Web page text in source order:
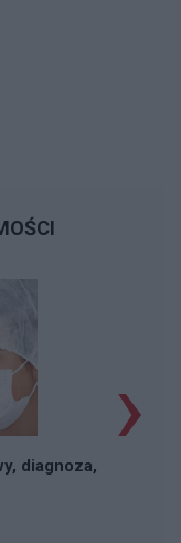
diagnoza,
›